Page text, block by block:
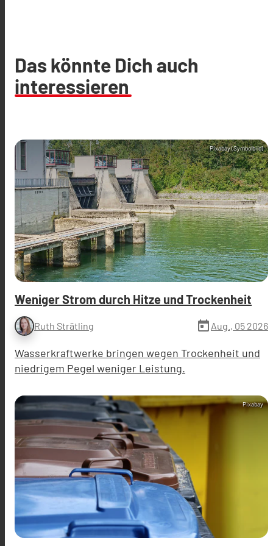
Das könnte Dich auch
interessieren
Pixabay (Symbolbild)
Weniger Strom durch Hitze und Trockenheit
Ruth Strätling today Aug., 05 2026
Wasserkraftwerke bringen wegen Trockenheit und
niedrigem Pegel weniger Leistung.
Pixabay